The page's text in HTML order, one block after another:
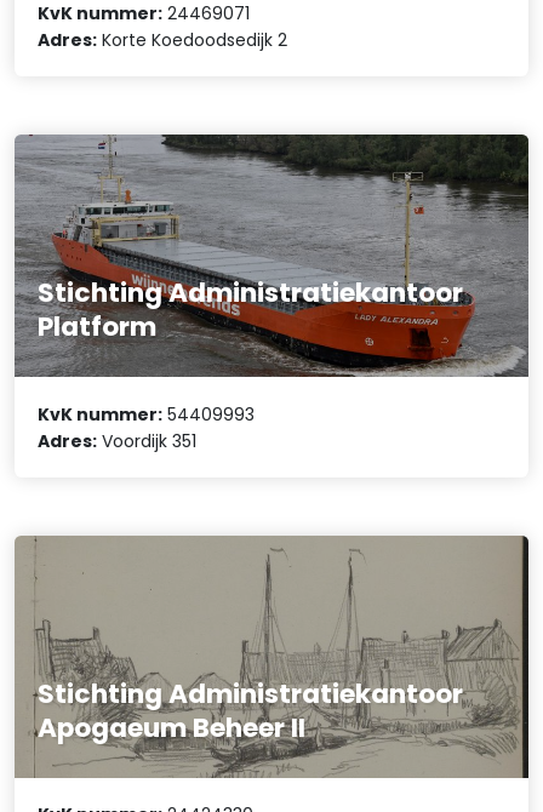
KvK nummer: 24469071
Adres: Korte Koedoodsedijk 2
Stichting Administratiekantoor
Platform
KvK nummer: 54409993
Adres: Voordijk 351
Stichting Administratiekantoor
Apogaeum Beheer II